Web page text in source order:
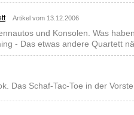
Artikel vom 13.12.2006
und Konsolen. Was
- Das etwas andere Quartett
Das Schaf-Tac-Toe in der